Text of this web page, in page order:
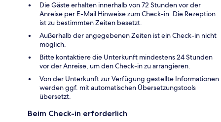
Die Gäste erhalten innerhalb von 72 Stunden vor der
Anreise per E-Mail Hinweise zum Check-in. Die Rezeption
ist zu bestimmten Zeiten besetzt.
Außerhalb der angegebenen Zeiten ist ein Check-in nicht
möglich.
Bitte kontaktiere die Unterkunft mindestens 24 Stunden
vor der Anreise, um den Check-in zu arrangieren.
Von der Unterkunft zur Verfügung gestellte Informationen
werden ggf. mit automatischen Übersetzungstools
übersetzt.
Beim Check-in erforderlich